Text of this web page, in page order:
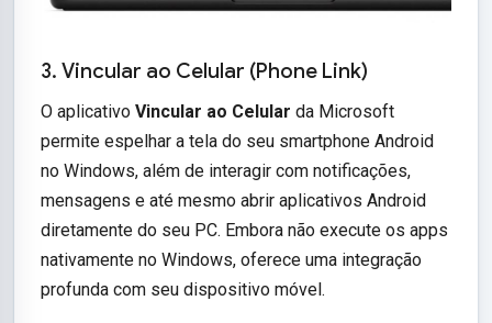
3. Vincular ao Celular (Phone Link)
O aplicativo Vincular ao Celular da Microsoft
permite espelhar a tela do seu smartphone Android
no Windows, além de interagir com notificações,
mensagens e até mesmo abrir aplicativos Android
diretamente do seu PC. Embora não execute os apps
nativamente no Windows, oferece uma integração
profunda com seu dispositivo móvel.